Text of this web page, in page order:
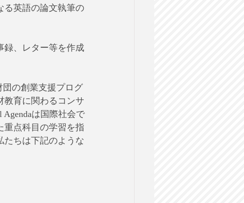
る英語の論文執筆の
録、レター等を作成
団の創業支援プログ
教育に関わるコンサ
は国際社会で
重点科目の学習を指
たちは下記のような